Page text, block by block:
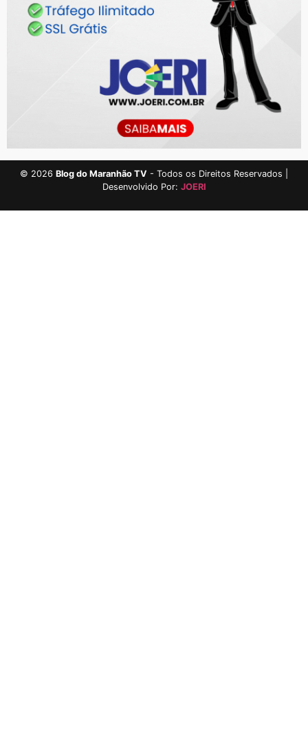
© 2026 Blog do Maranhão TV - Todos os Direitos Reservados |
Desenvolvido Por: JOERI